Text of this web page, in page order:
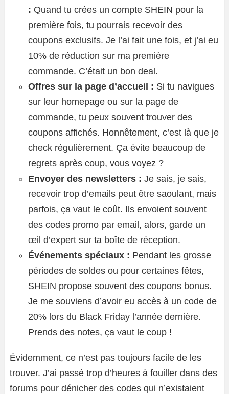
: Quand tu crées un compte SHEIN pour la
première fois, tu pourrais recevoir des
coupons exclusifs. Je l’ai fait une fois, et j’ai eu
10% de réduction sur ma première
commande. C’était un bon deal.
Offres sur la page d’accueil : Si tu navigues
sur leur homepage ou sur la page de
commande, tu peux souvent trouver des
coupons affichés. Honnêtement, c’est là que je
check régulièrement. Ça évite beaucoup de
regrets après coup, vous voyez ?
Envoyer des newsletters : Je sais, je sais,
recevoir trop d’emails peut être saoulant, mais
parfois, ça vaut le coût. Ils envoient souvent
des codes promo par email, alors, garde un
œil d’expert sur ta boîte de réception.
Événements spéciaux : Pendant les grosse
périodes de soldes ou pour certaines fêtes,
SHEIN propose souvent des coupons bonus.
Je me souviens d’avoir eu accès à un code de
20% lors du Black Friday l’année dernière.
Prends des notes, ça vaut le coup !
Évidemment, ce n’est pas toujours facile de les
trouver. J’ai passé trop d’heures à fouiller dans des
forums pour dénicher des codes qui n’existaient